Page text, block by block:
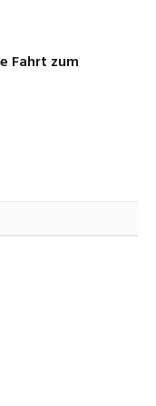
Fahrt zum